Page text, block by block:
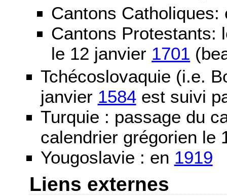
Cantons
Cantons Protestants:
le 12 janvier 1701
Tchécoslovaquie (i.e.
janvier 1584est suivi
Turquie : passage du
calendrier grégorien le
Yougoslavie : en 1919
Liens externes